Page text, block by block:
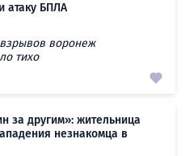
атаку БПЛА
воронеж
тихо
за другим»: жительница
незнакомца в